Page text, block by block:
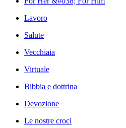
Lavoro
Salute
Vecchiaia
Virtuale
Bibbia e dottrina
Devozione
Le nostre croci